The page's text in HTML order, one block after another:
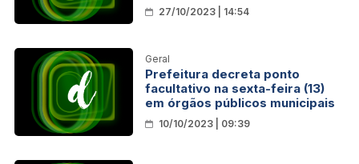
27/10/2023 | 14:54
Geral
Prefeitura decreta ponto
facultativo na sexta-feira (13)
em órgãos públicos municipais
10/10/2023 | 09:39